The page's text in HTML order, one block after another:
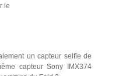
le
un capteur selfie de
capteur Sony IMX374